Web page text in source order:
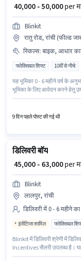
₹ 40,000 - 50,000per
Blinkit
रातु रोड, रांची (फील्ड
स्किल्स: बाइक, आधार कार्ड,
फ्लेक्सिबल शिफ्ट 10वीं से नीचे
यह भूमिका 0 - 6 महीने वर्ष के
भूमिका के लिए आवेदन करने हेतु
रांची में स्थित है। इस पद के लिए
9 दिन पहले पोस्ट की गई थी
डिलिवरी बॉय
₹ 45,000 - 63,000per
Blinkit
लालपुर, रांची
डिलिवरी में 0 - 6 महीने
इंसेंटिव्स शामिल फ्लेक्सिबल
Blinkit में डिलिवरी श्रेणी में
Incentives सैलरी उपलब्ध है।